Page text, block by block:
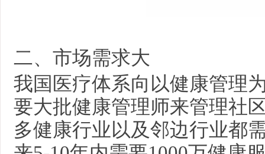
二、市场需求大
我国医疗体系向以健康管理
要大批健康管理师来管理社
多健康行业以及邻边行业都